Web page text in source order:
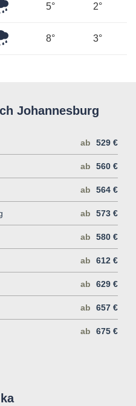
5° 2°
8° 3°
Johannesburg
ab 529 €
ab 560 €
ab 564 €
ab 573 €
ab 580 €
ab 612 €
ab 629 €
ab 657 €
ab 675 €